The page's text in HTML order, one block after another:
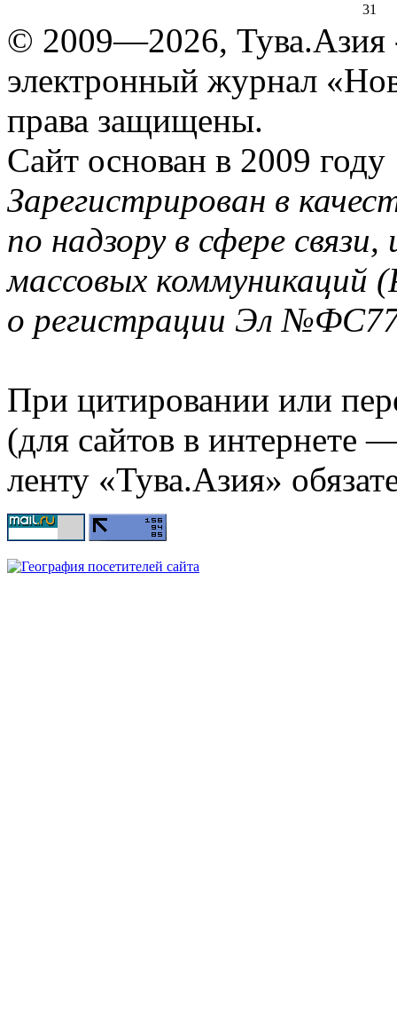
31
© 2009—2026, Тува.Азия
электронный журнал
права защищены.
Сайт основан в 2009 году
Зарегистрирован в
по надзору в сфере
массовых коммуникаций
о регистрации Эл
При цитировании или
(для сайтов в интернете
ленту «Тува.Азия»